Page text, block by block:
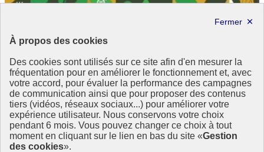
À propos des cookies
Des cookies sont utilisés sur ce site afin d'en mesurer la
fréquentation pour en améliorer le fonctionnement et, avec
votre accord, pour évaluer la performance des campagnes
de communication ainsi que pour proposer des contenus
tiers (vidéos, réseaux sociaux...) pour améliorer votre
expérience utilisateur. Nous conservons votre choix
pendant 6 mois. Vous pouvez changer ce choix à tout
moment en cliquant sur le lien en bas du site «Gestion
des cookies».
La contribution du volontariat international aux
enjeux environnementaux